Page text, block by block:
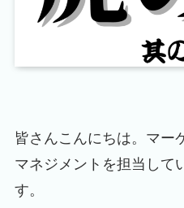
皆さんこんにちは。マー
マネジメントを担当して
す。